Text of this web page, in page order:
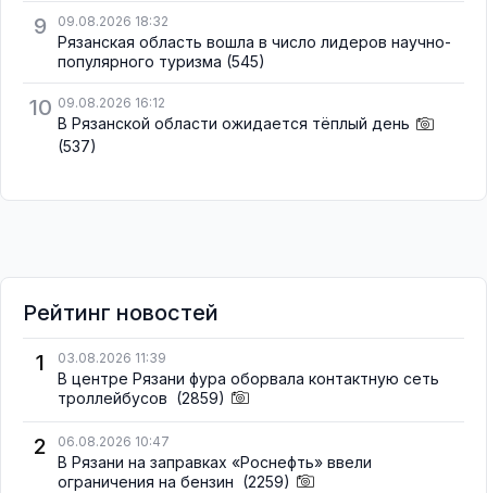
9 09.08.2026 18:32
Рязанская область вошла в число лидеров научно-
популярного туризма (545)
10 09.08.2026 16:12
В Рязанской области ожидается тёплый день
(537)
Рейтинг новостей
1
03.08.2026 11:39
В центре Рязани фура оборвала контактную сеть
троллейбусов (2859)
2 06.08.2026 10:47
В Рязани на заправках «Роснефть» ввели
ограничения на бензин (2259)